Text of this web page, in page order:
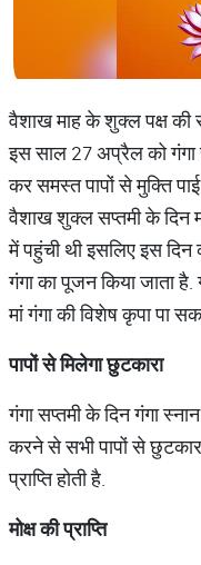
वैशाख माह के शुक्ल पक्ष की
इस साल 27 अप्रैल को गंगा
कर समस्त पापों से मुक्ति
वैशाख शुक्ल सप्तमी के दिन
में पहुंची थी इसलिए इस दिन
गंगा का पूजन किया जाता
मां गंगा की विशेष कृपा पा
पापोंसेमिलेगाछुटकारा
गंगा सप्तमी के दिन गंगा
करने से सभी पापों से
प्राप्ति होती है.
मोक्षकीप्राप्ति